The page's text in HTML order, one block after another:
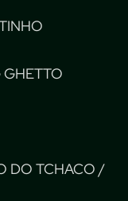
DO TCHACO /